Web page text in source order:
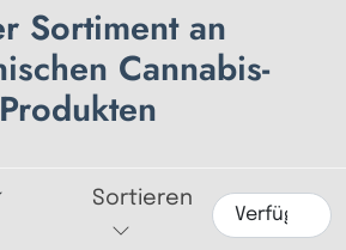
Sortiment an
Cannabis-
Produkten
Sortieren